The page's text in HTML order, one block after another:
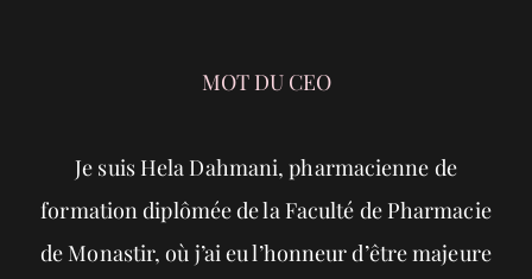
MOT DU CEO
Je suis Hela Dahmani, pharmacienne de
formation diplômée de la Faculté de Pharmacie
de Monastir, où j’ai eu l’honneur d’être majeure